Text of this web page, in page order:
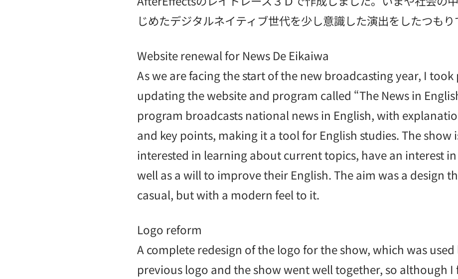
じめたデジタルネイティブ世代を少し意識した演出をしたつもり
Website renewal for News De Eikaiwa
As we are facing the start of the new broadcasting year, I took
updating the website and program called “The News in
program broadcasts national news in English, with
and key points, making it a tool for English studies. The show
interested in learning about current topics, have an interest
well as a will to improve their English. The aim was a design
casual, but with a modern feel to it.
Logo reform
A complete redesign of the logo for the show, which was used
previous logo and the show went well together, so although